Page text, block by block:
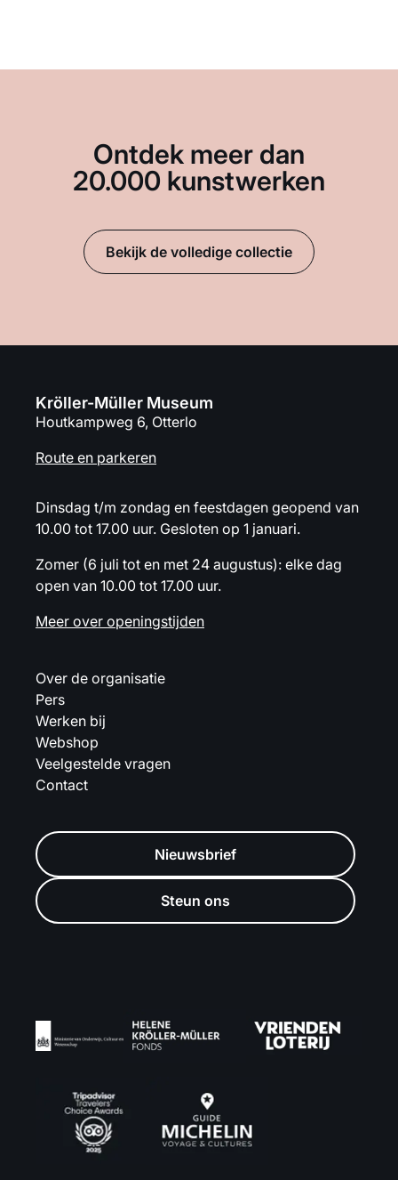
Ontdek meer dan
20.000 kunstwerken
Bekijk de volledige collectie
Kröller-Müller Museum
Houtkampweg 6, Otterlo
Route en parkeren
Dinsdag t/m zondag en feestdagen geopend van
10.00 tot 17.00 uur. Gesloten op 1 januari.
Zomer (6 juli tot en met 24 augustus): elke dag
open van 10.00 tot 17.00 uur.
Meer over openingstijden
Over de organisatie
Pers
Werken bij
Webshop
Veelgestelde vragen
Contact
Nieuwsbrief
Steun ons